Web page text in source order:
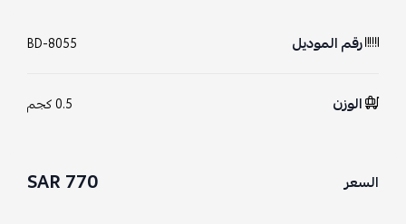
رقم الموديل BD-8055
الوزن 0.5 كجم
السعر 770 SAR